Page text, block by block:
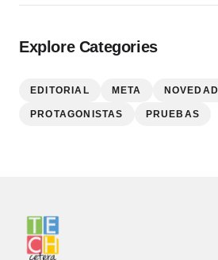
Explore Categories
EDITORIAL META
PROTAGONISTAS PRUEBAS